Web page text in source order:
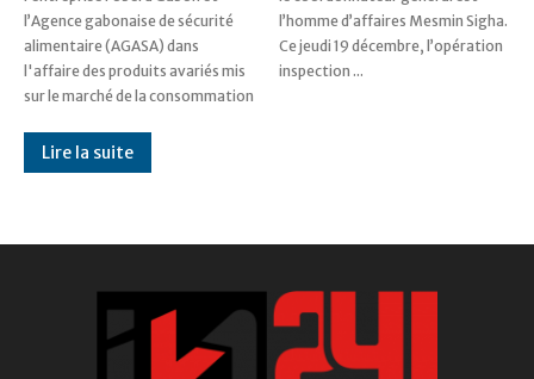
l’Agence gabonaise de sécurité
alimentaire (AGASA) dans
l'affaire des produits avariés mis
sur le marché de la consommation
l’homme d’affaires Mesmin Sigha.
Ce jeudi 19 décembre, l’opération
inspection ...
Lire la suite